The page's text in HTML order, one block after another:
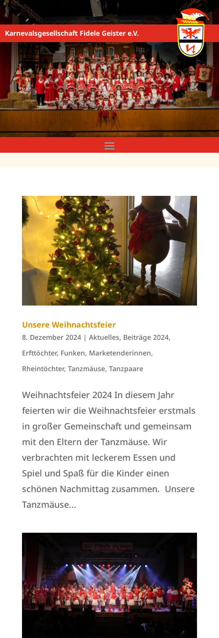
Karnevalsgesellschaft Fidele Geister e.V.
Unsere Weihnachtsfeier
8. Dezember 2024| Aktuelles, Beiträge 2024,
Erfttöchter, Funken, Marketenderinnen,
Rheintöchter, Tanzmäuse, Tanzpaare
Weihnachtsfeier 2024 In diesem Jahr
feierten wir die Weihnachtsfeier erstmals
in großer Gemeinschaft und gemeinsam
mit den Eltern der Tanzmäuse. Wir
verbrachten mit leckerem Essen und
Spiel und Spaß für die Kinder einen
schönen Nachmittag zusammen. Unsere
Tanzmäuse...